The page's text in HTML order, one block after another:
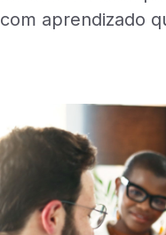
com aprendizado